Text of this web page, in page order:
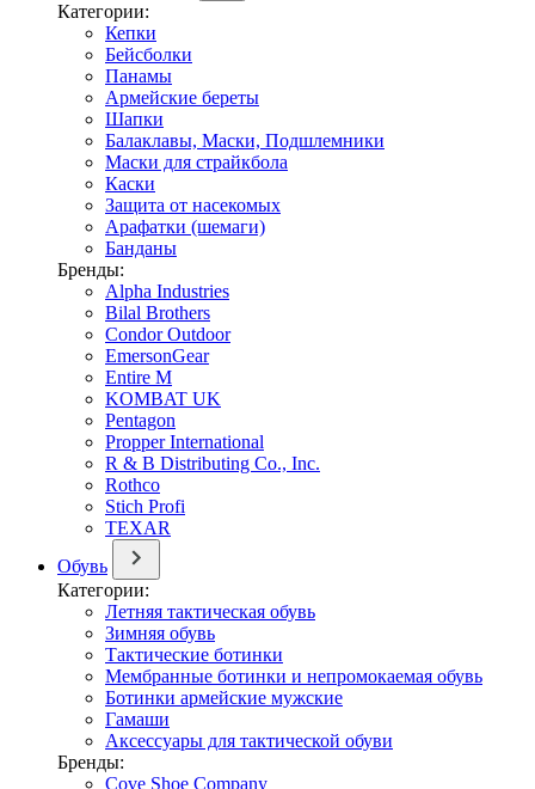
Категории:
Кепки
Бейсболки
Панамы
Армейские береты
Шапки
Балаклавы, Маски, Подшлемники
Маски для страйкбола
Каски
Защита от насекомых
Арафатки (шемаги)
Банданы
Бренды:
Alpha Industries
Bilal Brothers
Condor Outdoor
EmersonGear
Entire M
KOMBAT UK
Pentagon
Propper International
R & B Distributing Co., Inc.
Rothco
Stich Profi
TEXAR
Обувь
Категории:
Летняя тактическая обувь
Зимняя обувь
Тактические ботинки
Мембранные ботинки и непромокаемая обувь
Ботинки армейские мужские
Гамаши
Аксессуары для тактической обуви
Бренды:
Cove Shoe Company